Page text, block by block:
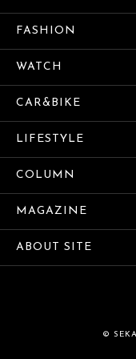
FASHION
WATCH
CAR&BIKE
LIFESTYLE
COLUMN
MAGAZINE
ABOUT SITE
©